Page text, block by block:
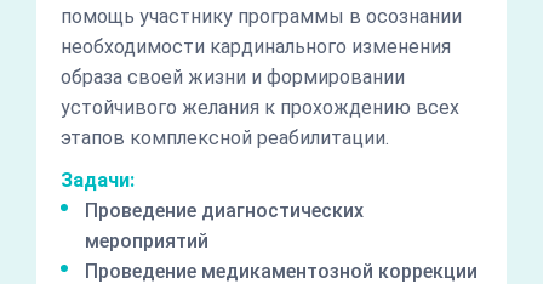
помощь участнику программы в осознании
необходимости кардинального изменения
образа своей жизни и формировании
устойчивого желания к прохождению всех
этапов комплексной реабилитации.
Задачи:
Проведение диагностических
мероприятий
Проведение медикаментозной коррекции